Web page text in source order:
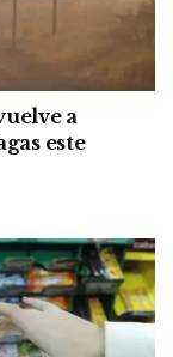
a
este